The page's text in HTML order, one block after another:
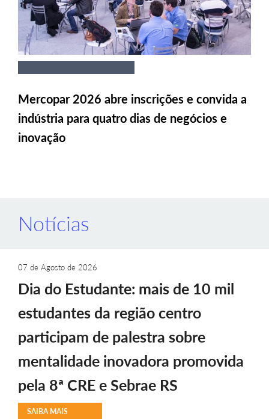
Mercopar 2026 abre inscrições e convida a
indústria para quatro dias de negócios e
inovação
Notícias
07 de Agosto de 2026
Dia do Estudante: mais de 10 mil
estudantes da região centro
participam de palestra sobre
mentalidade inovadora promovida
pela 8ª CRE e Sebrae RS
SAIBA MAIS